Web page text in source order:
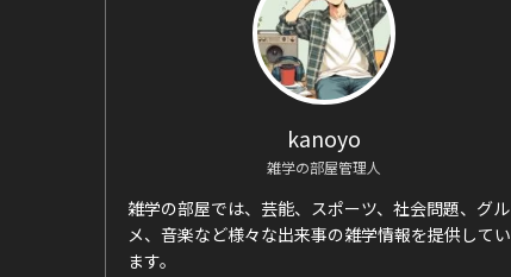
kanoyo
雑学の部屋管理人
雑学の部屋では、芸能、スポーツ、社会問題、グル
メ、音楽など様々な出来事の雑学情報を提供してい
ます。